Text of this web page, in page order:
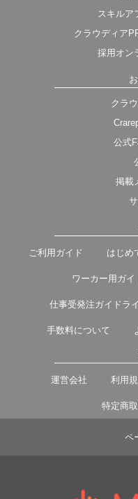
スキルア
クラウディア
採用オン
クラ
公式
掲載
ご利用ガイド はじめ
ワーカー用ガイ
仕事受発注ガイドラ
手数料について
運営会社 利用
特定商
ペ